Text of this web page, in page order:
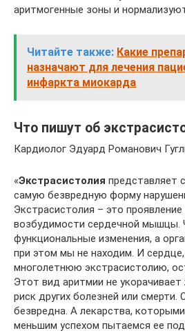
аритмогенные зоны и
Читайте также: Какие
назначают для лечения
инфаркта миокарда
Что пишут об
Кардиолог Эдуард Романович
«Экстрасистолия представляет
самую безвредную форму
Экстрасистолия – это
возбудимости сердечной мышцы.
функциональные изменения, а
при этом мы не находим. И
многолетнюю экстрасистолию,
Этот вид аритмии не
риск других болезней или смерти.
безвредна. А лекарства,
меньшим успехом пытаемся ее